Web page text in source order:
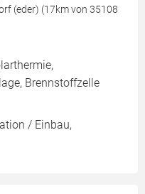
(eder) (17km von 35108
Brennstoffzelle
/ Einbau,